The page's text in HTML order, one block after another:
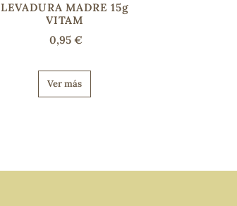
LEVADURA MADRE 15g
VITAM
0,95 €
Ver más